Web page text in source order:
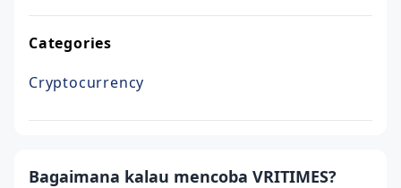
Categories
Cryptocurrency
Bagaimana kalau mencoba VRITIMES?